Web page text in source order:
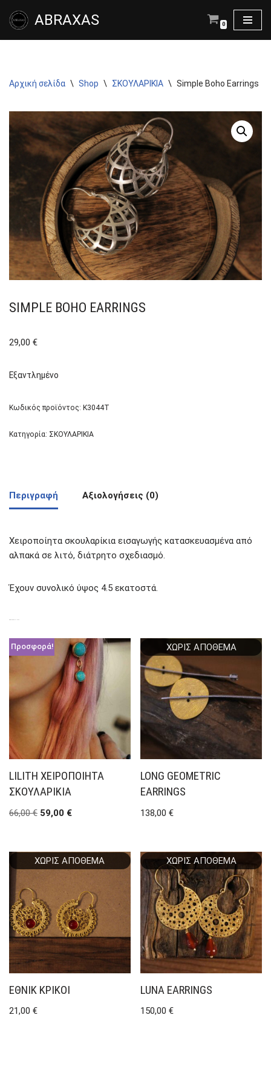
Μεταπηδήστε
ABRAXAS 0
Αρχική σελίδα \ Shop \ ΣΚΟΥΛΑΡΙΚΙΑ \ Simple Boho Earrings
SIMPLE BOHO EARRINGS
29,00 €
Εξαντλημένο
Κωδικός προϊόντος: K3044T
Κατηγορία: ΣΚΟΥΛΑΡΙΚΙΑ
Περιγραφή Αξιολογήσεις (0)
Χειροποίητα σκουλαρίκια εισαγωγής κατασκευασμένα από
αλπακά σε λιτό, διάτρητο σχεδιασμό.
Έχουν συνολικό ύψος 4.5 εκατοστά.
Προσφορά!
LILITH ΧΕΙΡΟΠΟΊΗΤΑ
ΣΚΟΥΛΑΡΊΚΙΑ
66,00€ 59,00 €
ΧΩΡΊΣ ΑΠΌΘΕΜΑ
LONG GEOMETRIC
EARRINGS
138,00€
ΧΩΡΊΣ ΑΠΌΘΕΜΑ
ΈΘΝΙΚ ΚΡΊΚΟΙ
21,00 €
ΧΩΡΊΣ ΑΠΌΘΕΜΑ
LUNA EARRINGS
150,00€